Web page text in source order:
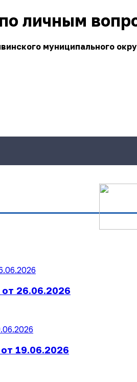
личным
муниципального
26.06.2026
19.06.2026